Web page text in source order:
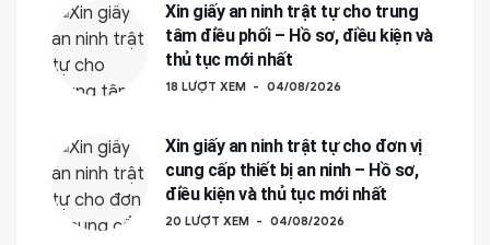
Xin giấy an ninh trật tự cho trung
tâm điều phối – Hồ sơ, điều kiện và
thủ tục mới nhất
18 LƯỢT XEM 04/08/2026
Xin giấy an ninh trật tự cho đơn vị
cung cấp thiết bị an ninh – Hồ sơ,
điều kiện và thủ tục mới nhất
20 LƯỢT XEM 04/08/2026